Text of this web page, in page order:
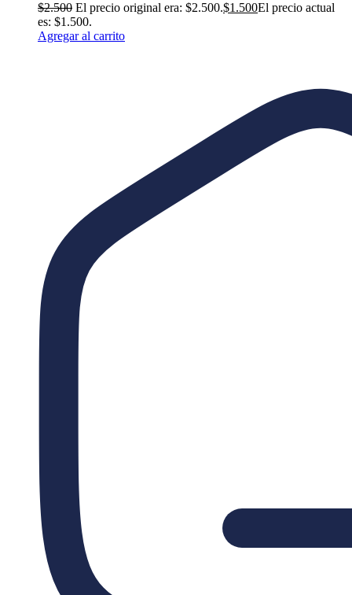
$2.500 El precio original era: $2.500.$1.500El precio actual
es: $1.500.
Agregar al carrito